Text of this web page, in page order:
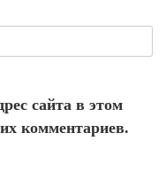
сайта в этом
комментариев.